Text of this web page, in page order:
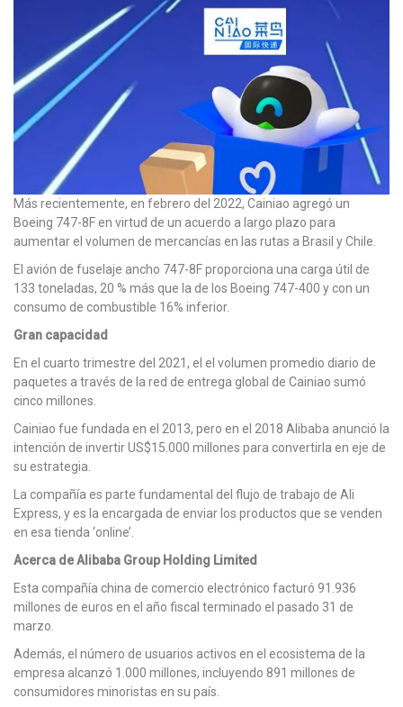
Más recientemente, en febrero del 2022, Cainiao agregó un
Boeing 747-8F en virtud de un acuerdo a largo plazo para
aumentar el volumen de mercancías en las rutas a Brasil y Chile.
El avión de fuselaje ancho 747-8F proporciona una carga útil de
133 toneladas, 20 % más que la de los Boeing 747-400 y con un
consumo de combustible 16% inferior.
Gran capacidad
En el cuarto trimestre del 2021, el el volumen promedio diario de
paquetes a través de la red de entrega global de Cainiao sumó
cinco millones.
Cainiao fue fundada en el 2013, pero en el 2018 Alibaba anunció la
intención de invertir US$15.000 millones para convertirla en eje de
su estrategia.
La compañía es parte fundamental del flujo de trabajo de Ali
Express, y es la encargada de enviar los productos que se venden
en esa tienda ‘online’.
Acerca de Alibaba Group Holding Limited
Esta compañía china de comercio electrónico facturó 91.936
millones de euros en el año fiscal terminado el pasado 31 de
marzo.
Además, el número de usuarios activos en el ecosistema de la
empresa alcanzó 1.000 millones, incluyendo 891 millones de
consumidores minoristas en su país.